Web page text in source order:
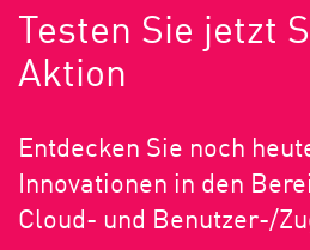
Testen Sie jetzt
Aktion
Entdecken Sie noch
Innovationen in den
Cloud- und Benutzer-/